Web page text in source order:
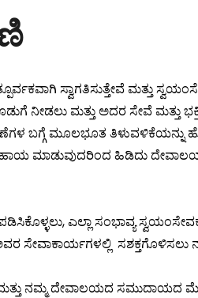
ಸ್ವಾಗತಿಸುತ್ತೇವೆ ಮತ್ತು
ನೀಡಲು ಮತ್ತು ಅದರ ಸೇವೆ
ಬಗ್ಗೆ ಮೂಲಭೂತ ತಿಳುವಳಿಕೆಯನ್ನು
ಮಾಡುವುದರಿಂದ ಹಿಡಿದು
ಎಲ್ಲಾ ಸಂಭಾವ್ಯ
ಸೇವಾಕಾರ್ಯಗಳಲ್ಲಿ ಸಶಕ್ತಗೊಳಿಸಲು
ನಮ್ಮ ದೇವಾಲಯದ ಸಮುದಾಯದ